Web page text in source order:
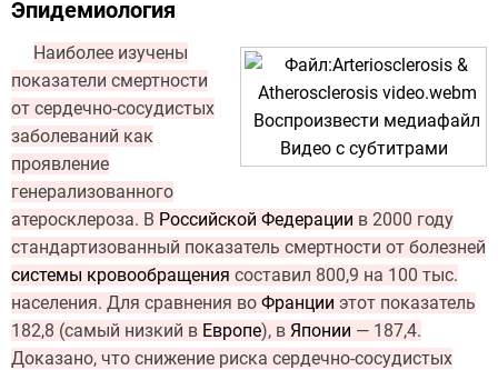
Эпидемиология
Воспроизвести медиафайл
Видео с субтитрами
Наиболее изучены
показатели смертности
от сердечно-сосудистых
заболеваний как
проявление
генерализованного
атеросклероза. В Российской Федерации в 2000 году
стандартизованный показатель смертности от болезней
системы кровообращения составил 800,9 на 100 тыс.
населения. Для сравнения во Франции этот показатель
182,8 (самый низкий в Европе), в Японии — 187,4.
Доказано, что снижение риска сердечно-сосудистых